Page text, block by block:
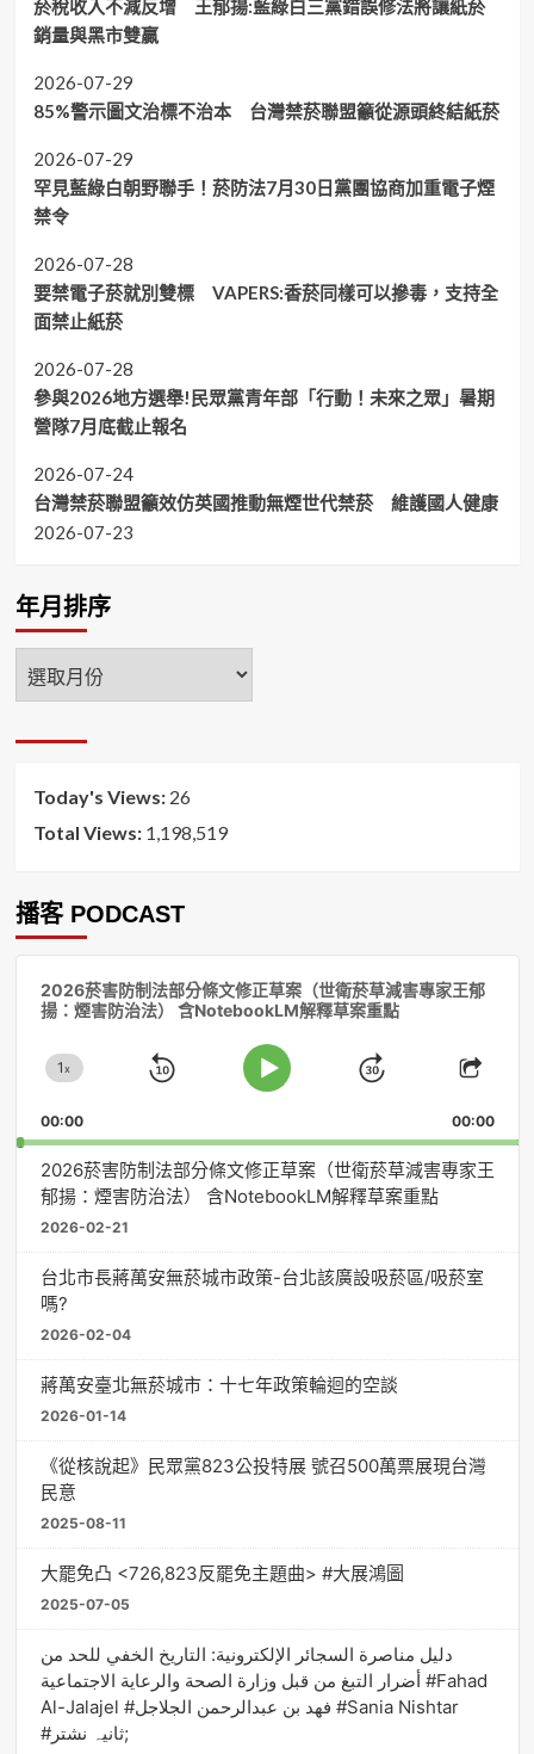
菸稅收入不減反增 王郁揚:藍綠白三黨錯誤修法將讓紙菸
銷量與黑市雙贏
2026-07-29
85%警示圖文治標不治本 台灣禁菸聯盟籲從源頭終結紙菸
2026-07-29
罕見藍綠白朝野聯手！菸防法7月30日黨團協商加重電子煙
禁令
2026-07-28
要禁電子菸就別雙標 VAPERS:香菸同樣可以摻毒，支持全
面禁止紙菸
2026-07-28
參與2026地方選舉!民眾黨青年部「行動！未來之眾」暑期
營隊7月底截止報名
2026-07-24
台灣禁菸聯盟籲效仿英國推動無煙世代禁菸 維護國人健康
2026-07-23
年月排序
年
月
序
Today's Views: 26
Total Views: 1,198,519
播客 PODCAST
2026菸害防制法部分條文修正草案（世衛菸草減害專家王郁
揚：煙害防治法） 含NotebookLM解釋草案重點
Change
Rate
1x
Skip
Play
Jump
Forward
Share
00:00 00:00
2026菸害防制法部分條文修正草案（世衛菸草減害專家王
郁揚：煙害防治法） 含NotebookLM解釋草案重點
2026-02-21
台北市長蔣萬安無菸城市政策-台北該廣設吸菸區/吸菸室
嗎?
2026-02-04
蔣萬安臺北無菸城市：十七年政策輪迴的空談
2026-01-14
《從核說起》民眾黨823公投特展 號召500萬票展現台灣
民意
2025-08-11
大罷免凸 <726,823反罷免主題曲> #大展鴻圖
2025-07-05
دليل مناصرة السجائر الإلكترونية: التاريخ الخفي للحد من
أضرار التبغ من قبل وزارة الصحة والرعاية الاجتماعية #Fahad
Al-Jalajel #فهد بن عبدالرحمن الجلاجل #Sania Nishtar
#ثانیہ نشتر;